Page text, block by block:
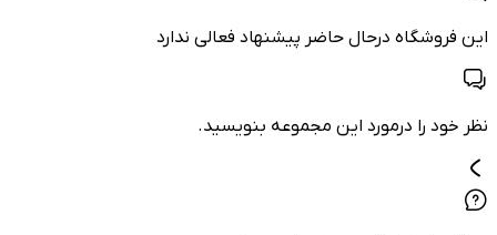
این فروشگاه درحال حاضر پیشنهاد فعالی ندارد
نظر خود را درمورد این مجموعه بنویسید.